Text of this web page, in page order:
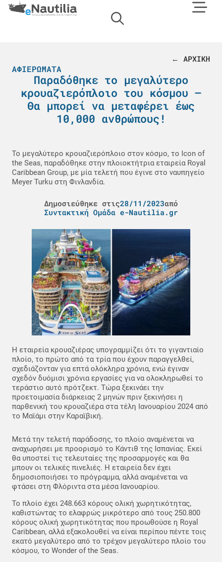
← ΑΡΧΙΚΗ
ΑΦΙΕΡΏΜΑΤΑ
Παραδόθηκε το μεγαλύτερο
κρουαζιερόπλοιο του κόσμου –
Θα μπορεί να μεταφέρει έως
10,000 ανθρώπους!
Το μεγαλύτερο κρουαζιερόπλοιο στον κόσμο, το Icon of
the Seas, παραδόθηκε στην πλοιοκτήτρια εταιρεία Royal
Caribbean Group, με μία τελετή που έγινε στο ναυπηγείο
Meyer Turku στη Φινλανδία.
Δημοσιεύθηκε στις28/11/2023από
Συντακτική Ομάδα e-Nautilia.gr
Η εταιρεία κρουαζιέρας υπογραμμίζει ότι το γιγαντιαίο
πλοίο, το πρώτο από τα τρία που έχουν παραγγελθεί,
σχεδιάζονταν για επτά ολόκληρα χρόνια, ενώ έγιναν
σχεδόν δυόμισι χρόνια εργασίες για να ολοκληρωθεί το
τεράστιο αυτό πρότζεκτ. Τώρα ξεκινάει την
προετοιμασία διάρκειας 2 μηνών πριν ξεκινήσει η
παρθενική του κρουαζιέρα στα τέλη Ιανουαρίου 2024 από
το Μαϊάμι στην Καραϊβική.
Μετά την τελετή παράδοσης, το πλοίο αναμένεται να
αναχωρήσει με προορισμό το Κάντιθ της Ισπανίας. Εκεί
θα υποστεί τις τελευταίες της προσαρμογές και θα
μπουν οι τελικές πινελιές. Η εταιρεία δεν έχει
δημοσιοποιήσει το πρόγραμμα, αλλά αναμένεται να
φτάσει στη Φλόριντα στα μέσα Ιανουαρίου.
Το πλοίο έχει 248.663 κόρους ολική χωρητικότητας,
καθιστώντας το ελαφρώς μικρότερο από τους 250.800
κόρους ολική χωρητικότητας που προωθούσε η Royal
Caribbean, αλλά εξακολουθεί να είναι περίπου πέντε τοις
εκατό μεγαλύτερο από το τρέχον μεγαλύτερο πλοίο του
κόσμου, το Wonder of the Seas.